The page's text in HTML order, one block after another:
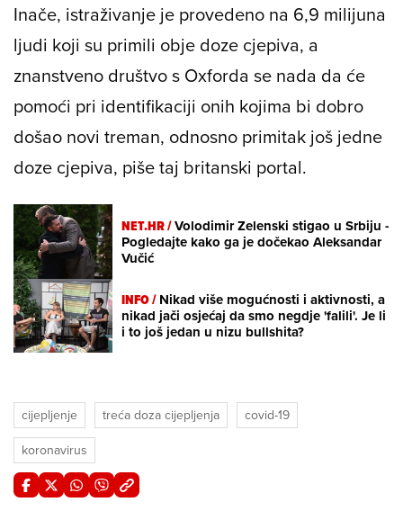
Inače, istraživanje je provedeno na 6,9 milijuna
ljudi koji su primili obje doze cjepiva, a
znanstveno društvo s Oxforda se nada da će
pomoći pri identifikaciji onih kojima bi dobro
došao novi treman, odnosno primitak još jedne
doze cjepiva, piše taj britanski portal.
NET.HR /Volodimir Zelenski stigao u Srbiju -
Pogledajte kako ga je dočekao Aleksandar
Vučić
INFO /Nikad više mogućnosti i aktivnosti, a
nikad jači osjećaj da smo negdje 'falili'. Je li
i to još jedan u nizu bullshita?
cijepljenje treća doza cijepljenja
covid-19
koronavirus